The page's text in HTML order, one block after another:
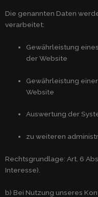
Die genannten Daten
verarbeitet:
Gewährleistung
der Website
Gewährleistung
Website
Auswertung der
zu weiteren
Rechtsgrundlage: Art. 6
Interesse).
b) Bei Nutzung unseres